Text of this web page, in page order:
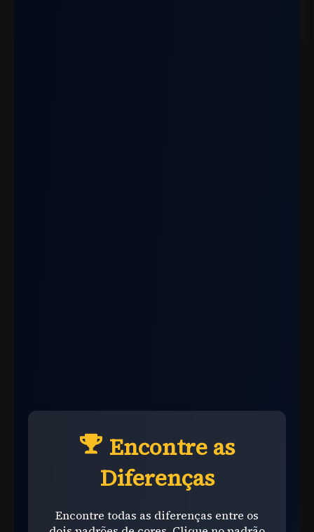
Encontre as
Diferenças
Encontre todas as diferenças entre os